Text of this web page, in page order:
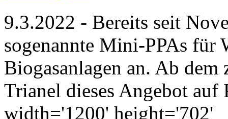
9.3.2022 - Bereits seit
sogenannte Mini-PPAs für
Biogasanlagen an. Ab
Trianel dieses Angebot
width='1200' height='702'